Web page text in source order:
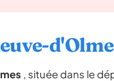
, située dans le